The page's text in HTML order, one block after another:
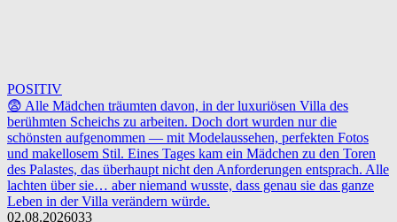
POSITIV
😨 Alle Mädchen träumten davon, in der luxuriösen Villa des
berühmten Scheichs zu arbeiten. Doch dort wurden nur die
schönsten aufgenommen — mit Modelaussehen, perfekten Fotos
und makellosem Stil. Eines Tages kam ein Mädchen zu den Toren
des Palastes, das überhaupt nicht den Anforderungen entsprach. Alle
lachten über sie… aber niemand wusste, dass genau sie das ganze
Leben in der Villa verändern würde.
02.08.2026033